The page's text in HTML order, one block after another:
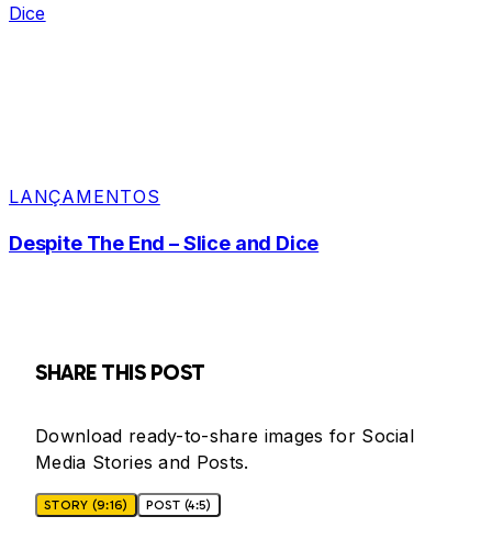
LANÇAMENTOS
Despite The End – Slice and Dice
SHARE THIS POST
Download ready-to-share images for Social
Media Stories and Posts.
STORY (9:16) POST (4:5)